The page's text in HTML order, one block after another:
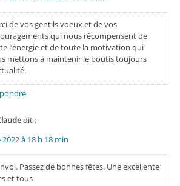
de vos gentils voeux et de vos
qui nous récompensent de
l’énergie et de toute la motivation qui
mettons à maintenir le boutis toujours
dit :
à 18 h 18 min
Passez de bonnes fêtes. Une excellente
et tous